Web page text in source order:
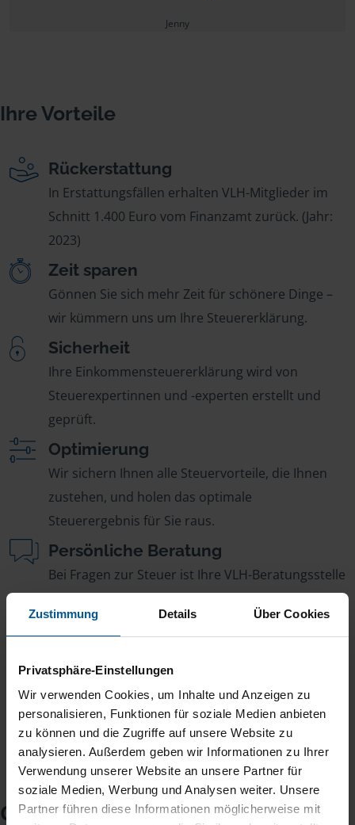
Zustimmung Details Über Cookies
Privatsphäre-Einstellungen
Wir verwenden Cookies, um Inhalte und Anzeigen zu
personalisieren, Funktionen für soziale Medien anbieten
zu können und die Zugriffe auf unsere Website zu
analysieren. Außerdem geben wir Informationen zu Ihrer
Verwendung unserer Website an unsere Partner für
soziale Medien, Werbung und Analysen weiter. Unsere
Partner führen diese Informationen möglicherweise mit
Jenny
Ihre Vorteile
Rückerstattung
In Erstattungsfällen erhalten VLH-Mitglieder im
Schnitt 1.400 Euro vom Finanzamt zurück. (Jahr:
2023)
Zeit sparen
Gönnen Sie sich mehr Zeit für schönere Dinge –
wir kümmern uns um Ihre Steuererklärung.
Sicherheit
Ihre Einkommensteuererklärung wird von
Steuerexpertinnen und -experten erstellt und
geprüft.
Optimierung
Wir sichern Ihnen alle Steuervorteile, die Ihnen
zustehen, und holen das optimale
Steuerergebnis für Sie raus.
Persönliche Beratung
Bei Fragen zur Steuer ist Ihre VLH-Beratungsstelle
immer für Sie da – ohne Zusatzkosten.
jährlichen Mitgliedsbeitrag, der sich nach Ihren
Jahreseinnahmen richtet.
Checkliste für Ihr